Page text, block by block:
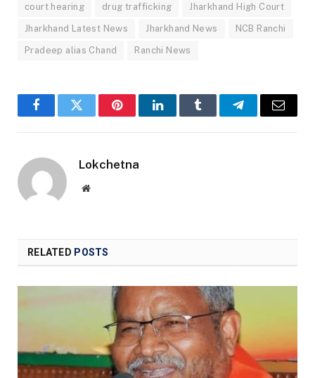
court hearing drug trafficking Jharkhand High Court
Jharkhand Latest News Jharkhand News NCB Ranchi
Pradeep alias Chand Ranchi News
FacebookTwitter PinterestLinkedInTumblr TelegramEmail
Lokchetna
Website
RELATED POSTS